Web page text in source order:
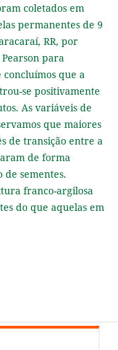
coletados em
permanentes de 9
RR, por
para
que a
se positivamente
As variáveis de
que maiores
de transição entre a
de forma
sementes.
franco-argilosa
do que aquelas em